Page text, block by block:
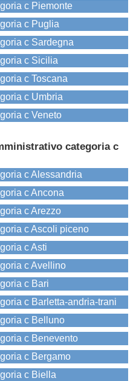
c Piemonte
c Puglia
c Sardegna
c Sicilia
c Toscana
c Umbria
c Veneto
categoria c
c Alessandria
c Ancona
c Arezzo
c Ascoli piceno
c Asti
c Avellino
c Bari
c Barletta-andria-trani
c Belluno
c Benevento
c Bergamo
c Biella